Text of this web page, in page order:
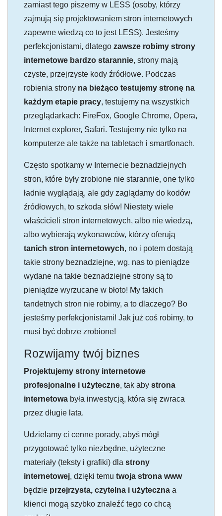
zamiast tego piszemy w LESS (osoby, którzy
zajmują się projektowaniem stron internetowych
zapewne wiedzą co to jest LESS). Jesteśmy
perfekcjonistami, dlatego zawsze robimy strony
internetowe bardzo starannie, strony mają
czyste, przejrzyste kody źródłowe. Podczas
robienia strony na bieżąco testujemy stronę na
każdym etapie pracy, testujemy na wszystkich
przeglądarkach: FireFox, Google Chrome, Opera,
Internet explorer, Safari. Testujemy nie tylko na
komputerze ale także na tabletach i smartfonach.
Często spotkamy w Internecie beznadziejnych
stron, które były zrobione nie starannie, one tylko
ładnie wyglądają, ale gdy zaglądamy do kodów
źródłowych, to szkoda słów! Niestety wiele
właścicieli stron internetowych, albo nie wiedzą,
albo wybierają wykonawców, którzy oferują
tanich stron internetowych, no i potem dostają
takie strony beznadziejne, wg. nas to pieniądze
wydane na takie beznadziejne strony są to
pieniądze wyrzucane w błoto! My takich
tandetnych stron nie robimy, a to dlaczego? Bo
jesteśmy perfekcjonistami! Jak już coś robimy, to
musi być dobrze zrobione!
Rozwijamy twój biznes
Projektujemy strony internetowe
profesjonalne i użyteczne, tak aby strona
internetowa była inwestycją, która się zwraca
przez długie lata.
Udzielamy ci cenne porady, abyś mógł
przygotować tylko niezbędne, użyteczne
materiały (teksty i grafiki) dla strony
internetowej, dzięki temu twoja strona www
będzie przejrzysta, czytelna i użyteczna a
klienci mogą szybko znaleźć tego co chcą